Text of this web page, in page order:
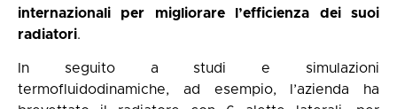
internazionali per migliorare l’efficienza dei suoi
radiatori.
In seguito a studi e simulazioni
termofluidodinamiche, ad esempio, l’azienda ha